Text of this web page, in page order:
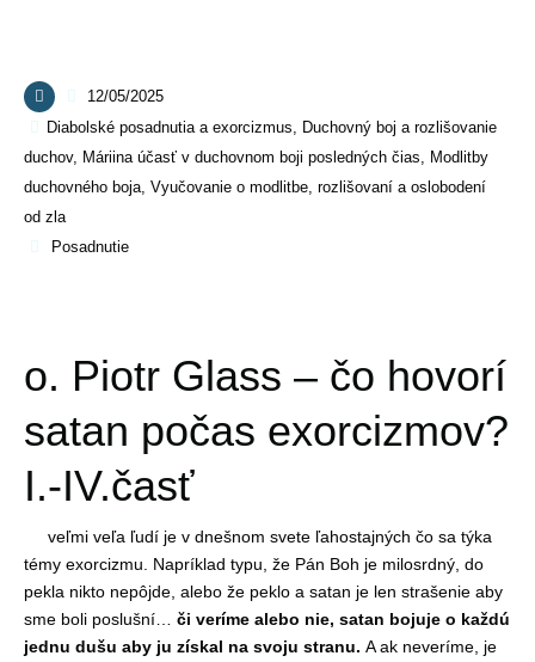
12/05/2025
Diabolské posadnutia a exorcizmus
Duchovný boj a rozlišovanie
duchov, Máriina účasť v duchovnom boji posledných čias
Modlitby
duchovného boja Vyučovanie o modlitbe, rozlišovaní a oslobodení
od zla
Posadnutie
o. Piotr Glass – čo hovorí
satan počas exorcizmov?
I.-IV.časť
veľmi veľa ľudí je v dnešnom svete ľahostajných čo sa týka
témy exorcizmu. Napríklad typu, že Pán Boh je milosrdný, do
pekla nikto nepôjde, alebo že peklo a satan je len strašenie aby
sme boli poslušní… či veríme alebo nie, satan bojuje o každú
jednu dušu aby ju získal na svoju stranu. A ak neveríme, je